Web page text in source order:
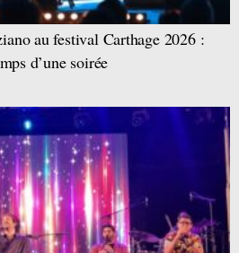
au festival Carthage 2026 :
d’une soirée